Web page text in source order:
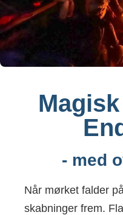
- med
Når mørket falder
skabninger frem.